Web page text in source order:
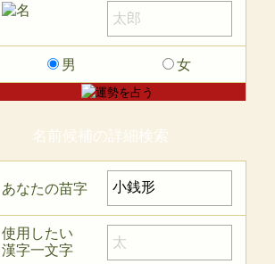
男 女
名前候補の詳細検索
あなたの苗字
使用したい
漢字一文字